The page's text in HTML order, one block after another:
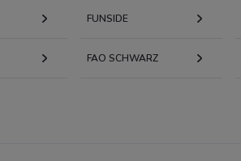
FUNSIDE
FAO SCHWARZ